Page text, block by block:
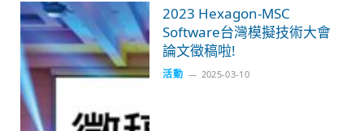
2023 Hexagon-MSC
Software台灣模擬技術大會
論文徵稿啦!
活動 2025-03-10